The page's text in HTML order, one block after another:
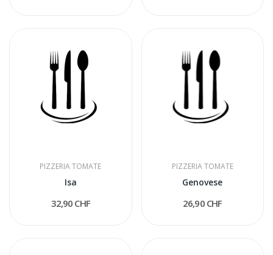
PIZZERIA TOMATE
Isa
32,90 CHF
PIZZERIA TOMATE
Genovese
26,90 CHF